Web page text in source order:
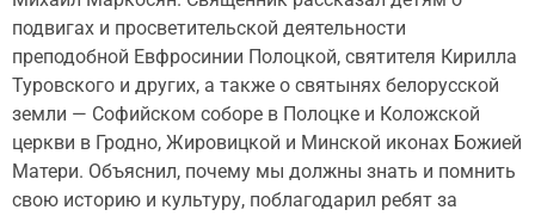
подвигах и просветительской деятельности
преподобной Евфросинии Полоцкой, святителя Кирилла
Туровского и других, а также о святынях белорусской
земли — Софийском соборе в Полоцке и Коложской
церкви в Гродно, Жировицкой и Минской иконах Божией
Матери. Объяснил, почему мы должны знать и помнить
свою историю и культуру, поблагодарил ребят за